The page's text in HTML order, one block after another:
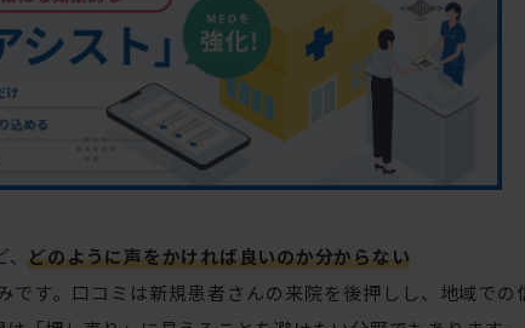
、どのように声をかければ良いのか分からない
す。口コミは新規患者さんの来院を後押しし、地域での